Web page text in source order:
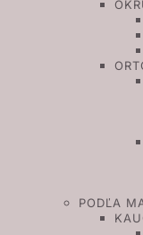
PODĽA